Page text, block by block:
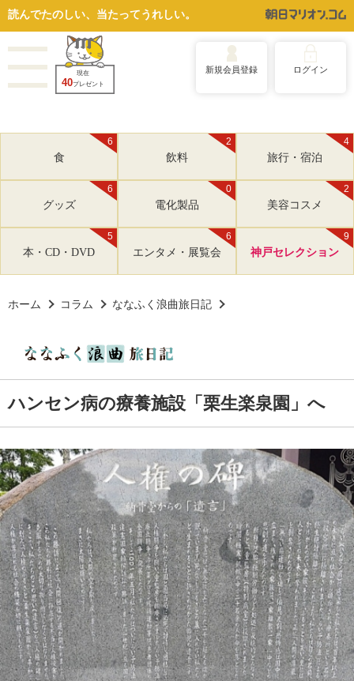
読んでたのしい、当たってうれしい。
現在
40プレゼント
新規会員登録 ログイン
6
食
2
飲料
4
旅行・宿泊
6
グッズ
0
電化製品
2
美容コスメ
5
本・CD・DVD
6
エンタメ・展覧会
9
神戸セレクション
ホーム コラム ななふく浪曲旅日記
ハンセン病の療養施設「栗生楽泉園」へ